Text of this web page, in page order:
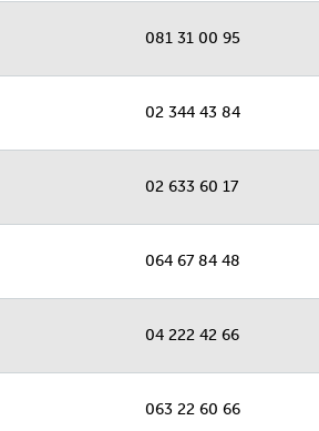
081 31 00 95
02 344 43 84
02 633 60 17
064 67 84 48
04 222 42 66
063 22 60 66